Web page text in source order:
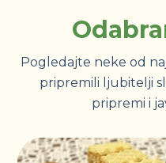
Pogledajte neke od
pripremili ljubitelji
pripremi i